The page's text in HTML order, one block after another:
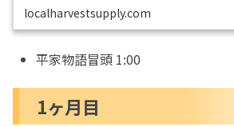
けてました。先日から仕事
たところ急に上達し、1分10
台を連発。これはもしや…と
localharvestsupply.com
平家物語冒頭 1:00
1ヶ月目